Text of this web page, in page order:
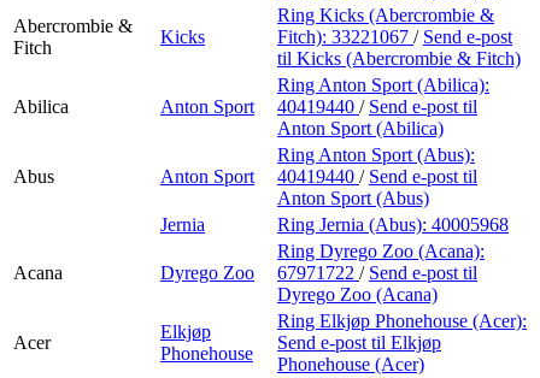
Abercrombie &
Fitch
Kicks
Ring Kicks (Abercrombie &
Fitch): 33221067 / Send e-post
til Kicks (Abercrombie & Fitch)
Abilica Anton Sport
Ring Anton Sport (Abilica):
40419440 / Send e-post til
Anton Sport (Abilica)
Abus Anton Sport
Ring Anton Sport (Abus):
40419440 / Send e-post til
Anton Sport (Abus)
Jernia
Ring Jernia (Abus): 40005968
Acana Dyrego Zoo
Ring Dyrego Zoo (Acana):
67971722 / Send e-post til
Dyrego Zoo (Acana)
Acer
Elkjøp
Phonehouse
Ring Elkjøp Phonehouse (Acer):
Send e-post til Elkjøp
Phonehouse (Acer)